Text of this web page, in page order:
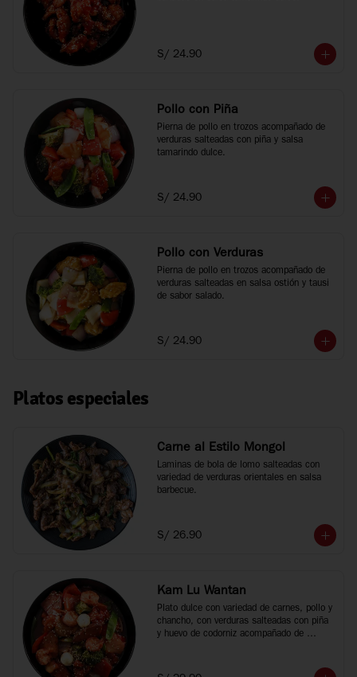
S/ 24.90
Pollo con Piña
Pierna de pollo en trozos acompañado de
verduras salteadas con piña y salsa
tamarindo dulce.
S/ 24.90
Pollo con Verduras
Pierna de pollo en trozos acompañado de
verduras salteadas en salsa ostión y tausi
de sabor salado.
S/ 24.90
Platos especiales
Carne al Estilo Mongol
Laminas de bola de lomo salteadas con
variedad de verduras orientales en salsa
barbecue.
S/ 26.90
Kam Lu Wantan
Plato dulce con variedad de carnes, pollo y
chancho, con verduras salteadas con piña
y huevo de codorniz acompañado de